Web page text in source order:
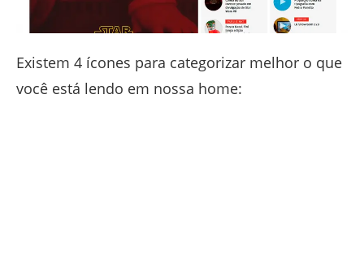
Existem 4 ícones para categorizar melhor o que
você está lendo em nossa home: